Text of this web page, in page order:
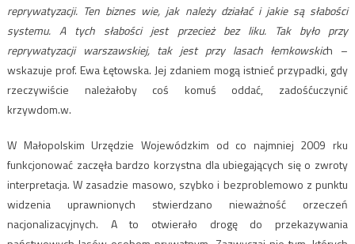
reprywatyzacji. Ten biznes wie, jak należy działać i jakie są słabości
systemu. A tych słabości jest przecież bez liku. Tak było przy
reprywatyzacji warszawskiej, tak jest przy lasach łemkowskich –
wskazuje prof. Ewa Łętowska. Jej zdaniem mogą istnieć przypadki, gdy
rzeczywiście należałoby coś komuś oddać, zadośćuczynić
krzywdom.w.
W Małopolskim Urzędzie Wojewódzkim od co najmniej 2009 rku
funkcjonować zaczęła bardzo korzystna dla ubiegających się o zwroty
interpretacja. W zasadzie masowo, szybko i bezproblemowo z punktu
widzenia uprawnionych stwierdzano nieważność orzeczeń
nacjonalizacyjnych. A to otwierało drogę do przekazywania